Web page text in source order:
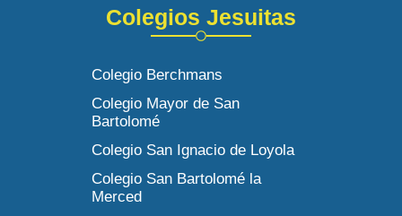
Colegios Jesuitas
Colegio Berchmans
Colegio Mayor de San
Bartolomé
Colegio San Ignacio de Loyola
Colegio San Bartolomé la
Merced